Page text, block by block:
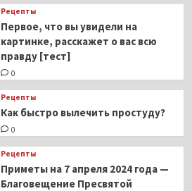
Рецепты
Первое, что вы увидели на
картинке, расскажет о вас всю
правду [тест]
0
Рецепты
Как быстро вылечить простуду?
0
Рецепты
Приметы на 7 апреля 2024 года —
Благовещение Пресвятой